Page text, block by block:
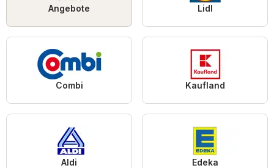
Angebote Lidl
Combi Kaufland
Aldi Edeka